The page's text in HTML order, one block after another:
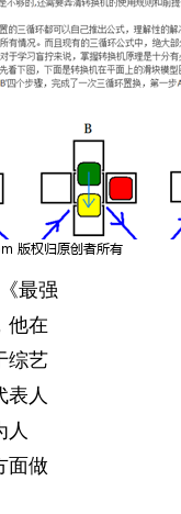
最强
他在
综艺
表人
人
面做